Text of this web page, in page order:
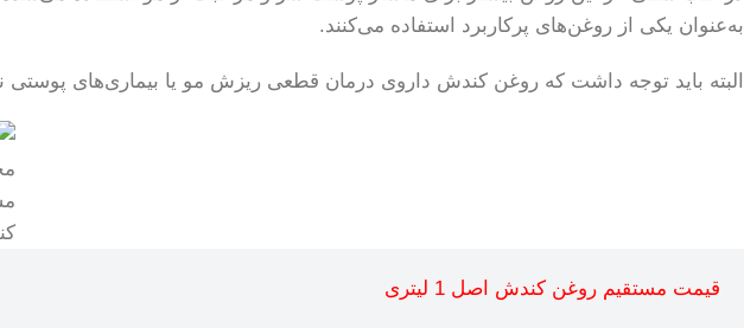
به‌عنوان یکی از روغن‌های پرکاربرد استفاده می‌کنند.
البته باید توجه داشت که روغن کندش داروی درمان قطعی ریزش مو یا بیماری‌های
قیمت مستقیم روغن کندش اصل 1 لیتری